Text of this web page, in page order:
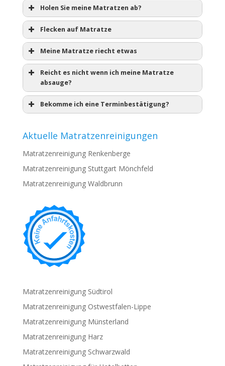
Holen Sie meine Matratzen ab?
Flecken auf Matratze
Meine Matratze riecht etwas
Reicht es nicht wenn ich meine Matratze
absauge?
Bekomme ich eine Terminbestätigung?
Aktuelle Matratzenreinigungen
Matratzenreinigung Renkenberge
Matratzenreinigung Stuttgart Mönchfeld
Matratzenreinigung Waldbrunn
Matratzenreinigung Südtirol
Matratzenreinigung Ostwestfalen-Lippe
Matratzenreinigung Münsterland
Matratzenreinigung Harz
Matratzenreinigung Schwarzwald